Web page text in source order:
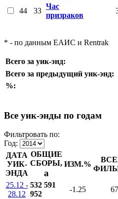
44 33
Час
призраков
* - по данным ЕАИС и Rentrak
Всего за уик-энд:
Всего за предыдущий уик-энд:
%:
Все уик-энды по годам
Фильтровать по:
Год:
ДАТА
УИК-
ЭНДА
ОБЩИЕ
СБОРЫ,
a
ИЗМ.%
25.12 -
28.12
532 591
952
-1.25 67